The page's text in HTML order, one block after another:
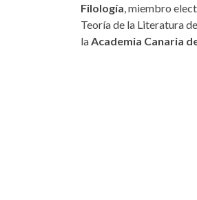
Filología , miembro
Teoría de la Literatura
la Academia Canaria